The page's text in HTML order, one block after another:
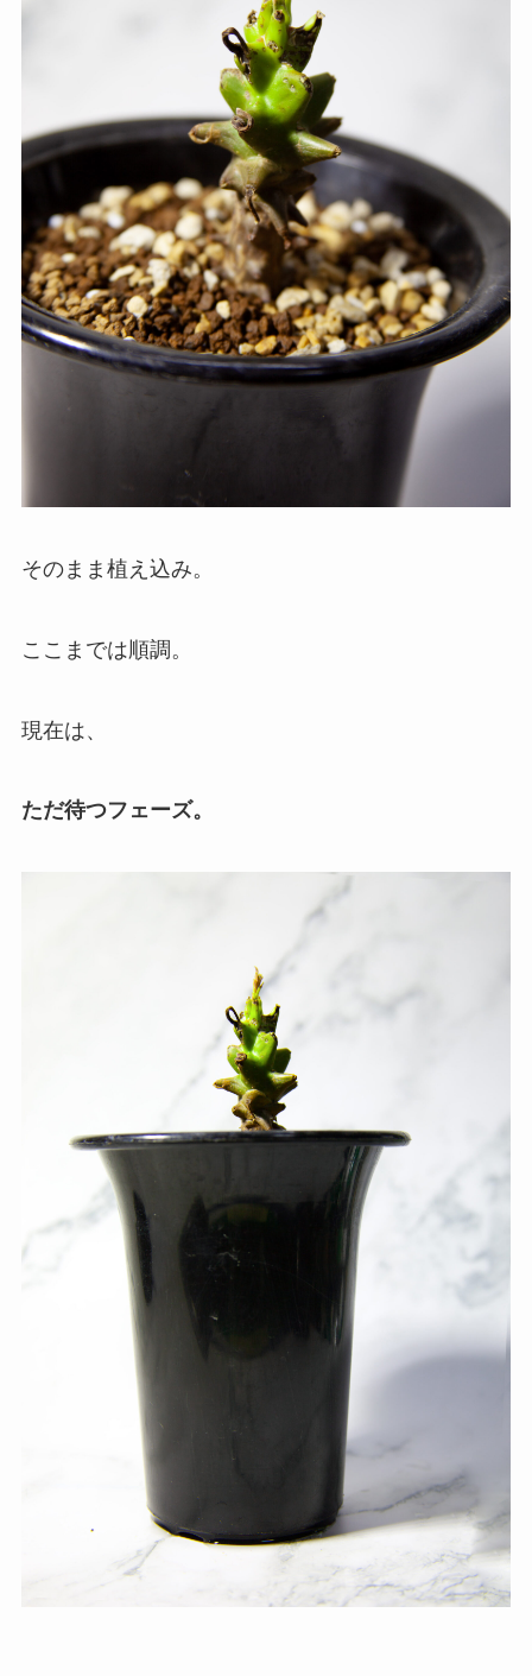
そのまま植え込み。
ここまでは順調。
現在は、
ただ待つフェーズ。